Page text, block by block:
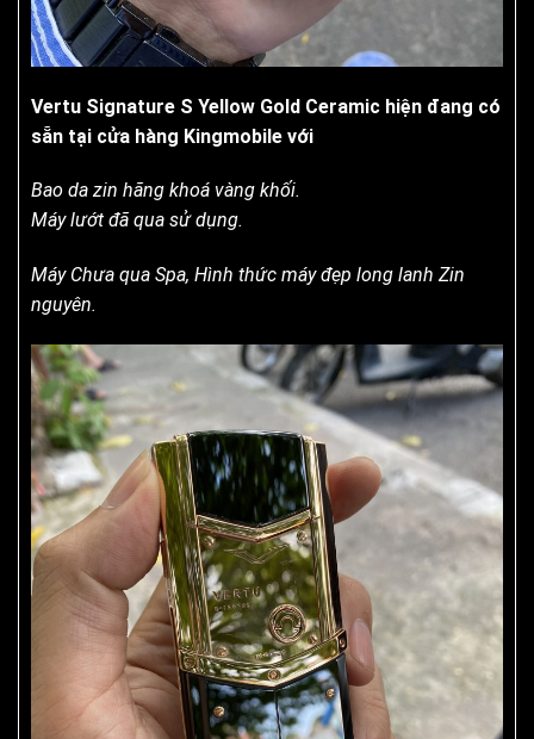
Vertu Signature S Yellow Gold Ceramic hiện đang có
sẵn tại cửa hàng Kingmobile với
Bao da zin hãng khoá vàng khối.
Máy lướt đã qua sử dụng.
Máy Chưa qua Spa, Hình thức máy đẹp long lanh Zin
nguyên.